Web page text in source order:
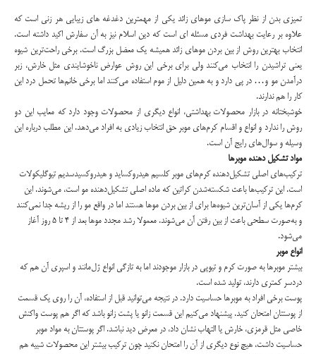
تمیزی بدن از نظر پاک سازی موهای زائد یکی از مهمترین دغدغه های زیبایی هر زنی است که
علاوه بر رعایت بهداشت فردی مسئله ای است که دین اسلام نیز به آن سفارش اکید داشته است.
انتخاب بهترین روش از بین بردن موهای زائد همیشه یک معضل بزرگ است. برخی راحت‌‌ترین شیوه
یعنی تراشیدن را انتخاب می‌كنند ولی برای برخی این روش عوارض‌ ناخوشایندی مثل خارش، زبر
درآمدن مو و… در پی دارد و به همین دلیل از موم استفاده می‌كنند اما برخی خانم‌ها تحمل درد این
كار را هم ندارند.
خوشبختانه در بازار محصولات بهداشتی، انواع دیگری از محصولات وجود دارد كه معایب این دو
روش را ندارد و انواع و اقسام كرم‌های موبر حق انتخاب زیادی به افراد می‌دهد. این مطلب درباره این
وسیله و سوال‌های رایج آن است.
مواد تشکیل دهنده موبرها
تركیب‌های اصلی تشكیل‌دهنده كرم‌های موبر كلسیم هیدروکساید و هیدروکسیدسدیم تیوگلیکولات
است. این تركیب‌ها باعث شكسته‌شدن كراتین كه ماده اصلی تشكیل‌دهنده مو است، می‌شوند. این
كرم‌ها یكی از آسان‌ترین شیوه‌ها برای از بین بردن موها هستند اما در واقع مو را از ریشه جدا نمی‌كنند
و به‌صورت سطحی باعث از بین رفتن آن می‌شوند. معمولا رشد مجدد موها بعد از 4 تا 5 روز آغاز
می‌شود.
انواع موبر
بیشتر موبرها به صورت كرم‌ و تیوپی در بازار موجودند اما به تازگی انواع ژل‌‌مانند و اسپری آن هم كه
دردسر كمتری دارند، تولید شده است.
پوست برخی افراد به موبرها حساسیت دارد. در نتیجه می‌توانید قبل از استفاده، آن را روی یك قسمت
از پوستتان امتحان كنید. پیشنهاد می‌كنیم این قسمت‌ زانو یا پشت‌ زانو باشد كه اگر هم پوست واكنش
خاصی مثل قرمزی، خارش یا التها‌ب نشان داد، در معرض دید نباشد. اگر پوستتان به مواد موبر
حساسیت داشت، هیچ نوع دیگری از آن را امتحان نكنید چون تركیب‌ بیشتر این محصولات شبیه هم